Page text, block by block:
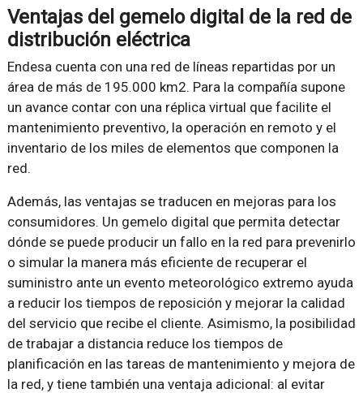
Ventajas del gemelo digital de la red de
distribución eléctrica
Endesa cuenta con una red de líneas repartidas por un
área de más de 195.000 km2. Para la compañía supone
un avance contar con una réplica virtual que facilite el
mantenimiento preventivo, la operación en remoto y el
inventario de los miles de elementos que componen la
red.
Además, las ventajas se traducen en mejoras para los
consumidores. Un gemelo digital que permita detectar
dónde se puede producir un fallo en la red para prevenirlo
o simular la manera más eficiente de recuperar el
suministro ante un evento meteorológico extremo ayuda
a reducir los tiempos de reposición y mejorar la calidad
del servicio que recibe el cliente. Asimismo, la posibilidad
de trabajar a distancia reduce los tiempos de
planificación en las tareas de mantenimiento y mejora de
la red, y tiene también una ventaja adicional: al evitar